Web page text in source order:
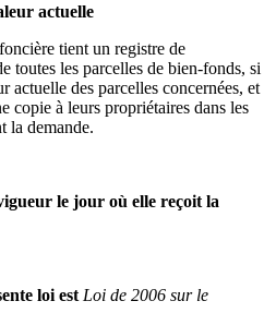
actuelle
tient un registre de
toutes les parcelles de bien-fonds, si
actuelle des parcelles concernées, et
copie à leurs propriétaires dans les
la demande.
le jour où elle reçoit la
loi est Loi de 2006 sur le